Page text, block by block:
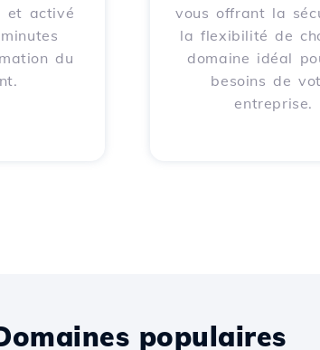
et activé
du
vous offrant la
la flexibilité de
domaine idéal
besoins de
entreprise.
populaires